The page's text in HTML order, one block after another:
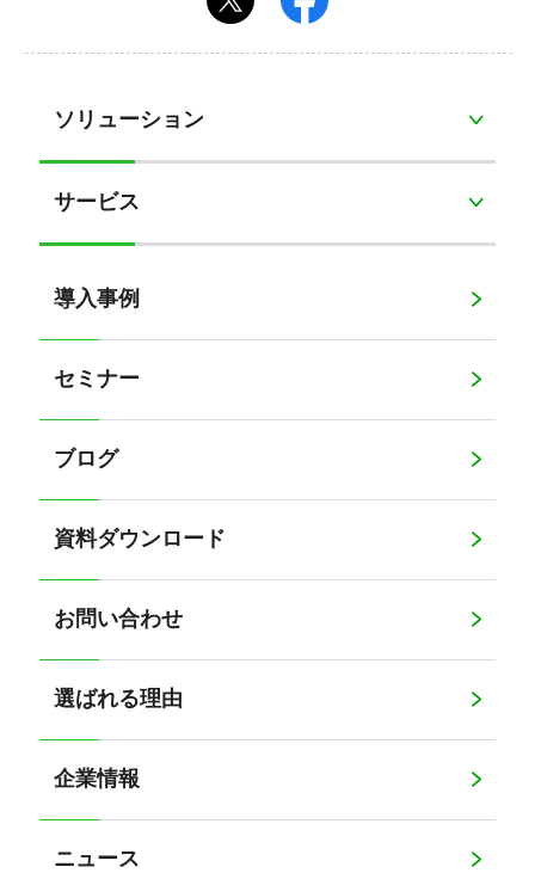
ソリューション
サービス
導入事例
セミナー
ブログ
資料ダウンロード
お問い合わせ
選ばれる理由
企業情報
ニュース